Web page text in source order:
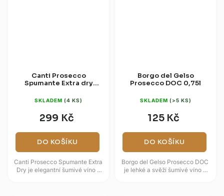
Canti Prosecco
Spumante Extra dry
SKLADEM (4 KS)
299 Kč
DO KOŠÍKU
Canti Prosecco Spumante Extra
Dry je elegantní šumivé víno z
Borgo del Gelso
Prosecco DOC 0,75l
SKLADEM (>5 KS)
125 Kč
DO KOŠÍKU
Borgo del Gelso Prosecco DOC
je lehké a svěží šumivé víno z